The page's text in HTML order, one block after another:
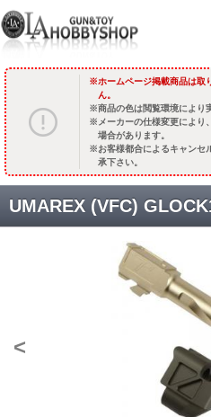
ホームページ掲載商品は取
ん。
商品の色は閲覧環境により
メーカーの仕様変更により
場合があります。
お客様都合によるキャンセ
承下さい。
<